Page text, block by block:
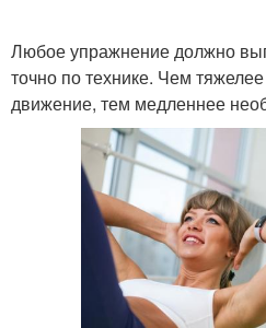
Любое упражнение должно
точно по технике. Чем
движение, тем медленнее